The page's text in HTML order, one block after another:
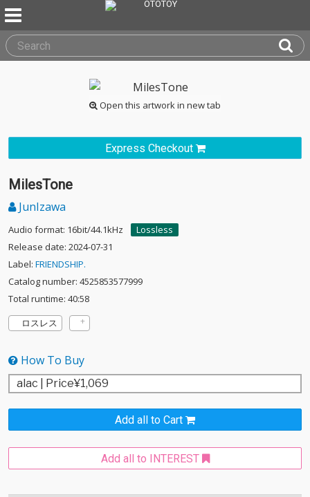
Open this artwork in new tab
Express Checkout
MilesTone
JunIzawa
Audio format: 16bit/44.1kHz
Lossless
Release date: 2024-07-31
Label: FRIENDSHIP.
Catalog number: 4525853577999
Total runtime: 40:58
ロスレス
How To Buy
Add all to Cart
Add all to INTEREST